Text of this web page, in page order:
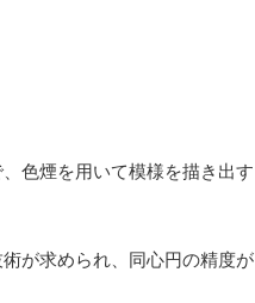
色煙を用いて模様を描き出す
が求められ、同心円の精度が